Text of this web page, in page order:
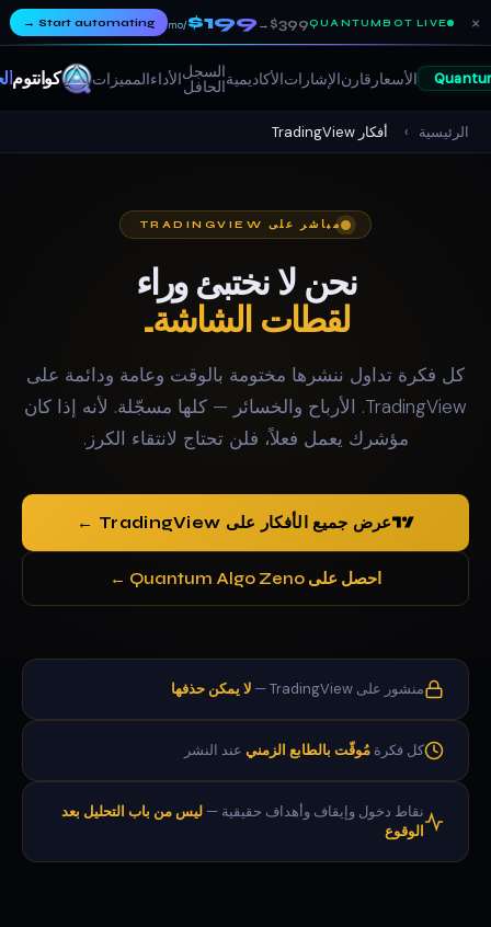
QUANTUMBOT LIVE
$399
→
$199
/mo
Start automating
→
كوانتومألجو المميزاتالأداءالسجل
الحافلالأكاديميةالإشارات قارنالأسعار
الرئيسية › أفكار TradingView
مباشر على TRADINGVIEW
نحن لا نختبئ وراء
لقطات الشاشة.
كل فكرة تداول ننشرها مختومة بالوقت وعامة ودائمة على
TradingView. الأرباح والخسائر — كلها مسجّلة. لأنه إذا كان
مؤشرك يعمل فعلاً، فلن تحتاج لانتقاء الكرز.
عرض جميع الأفكار على TradingView ←
احصل على Quantum Algo Zeno ←
منشور على TradingView — لا يمكن حذفها
كل فكرة مُوقّت بالطابع الزمنيعند النشر
نقاط دخول وإيقاف وأهداف حقيقية — ليس من باب التحليل بعد
الوقوع